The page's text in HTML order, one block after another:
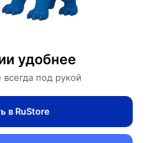
удобнее
под рукой
в RuStore